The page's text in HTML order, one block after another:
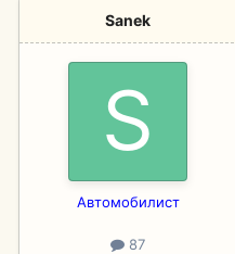
Sanek
Aвтомобилист
87